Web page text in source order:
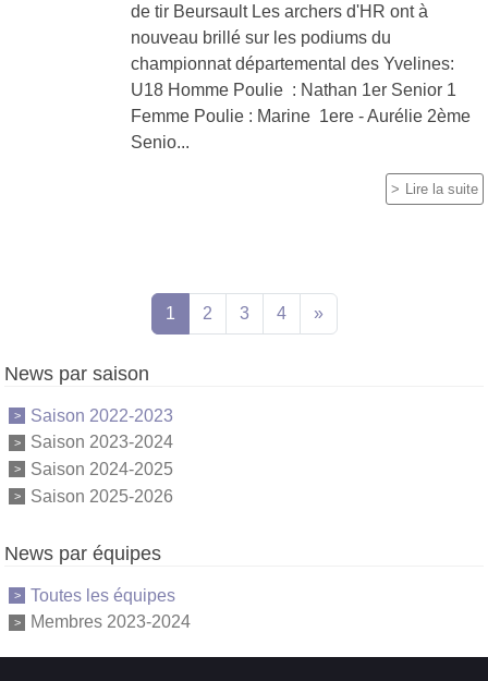
de tir Beursault Les archers d'HR ont à
nouveau brillé sur les podiums du
championnat départemental des Yvelines:
U18 Homme Poulie : Nathan 1er Senior 1
Femme Poulie : Marine 1ere - Aurélie 2ème
Senio...
Lire la suite
1 2 3 4 »
News par saison
Saison 2022-2023
Saison 2023-2024
Saison 2024-2025
Saison 2025-2026
News par équipes
Toutes les équipes
Membres 2023-2024